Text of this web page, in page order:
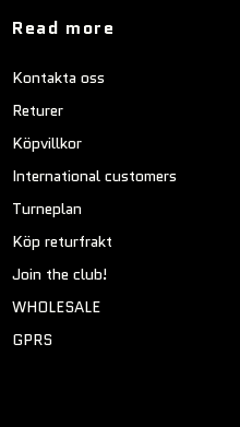
Read more
Kontakta oss
Returer
Köpvillkor
International customers
Turneplan
Köp returfrakt
Join the club!
WHOLESALE
GPRS